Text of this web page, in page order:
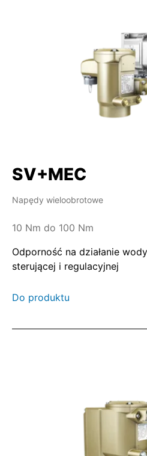
SV+MEC
Napędy wieloobrotowe
10 Nm do 100 Nm
Odporność na działanie
sterującej i regulacyjnej
Do produktu